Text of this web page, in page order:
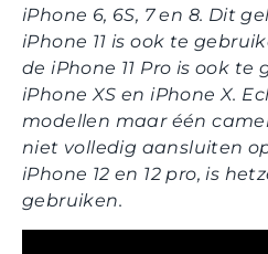
iPhone 6, 6S, 7 en 8. Dit
iPhone 11 is ook te
de iPhone 11 Pro is ook te
iPhone XS en iPhone X.
modellen maar één
niet volledig aansluiten
iPhone 12 en 12 pro, is
gebruiken.